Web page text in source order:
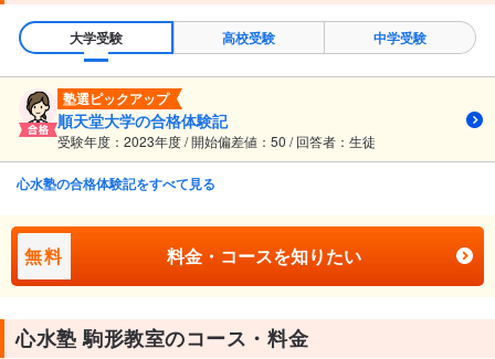
大学受験 高校受験 中学受験
塾選ピックアップ
順天堂大学の合格体験記
受験年度：2023年度 / 開始偏差値：50 / 回答者：生徒
心水塾の合格体験記をすべて見る
無料 料金・コースを知りたい
心水塾 駒形教室のコース・料金